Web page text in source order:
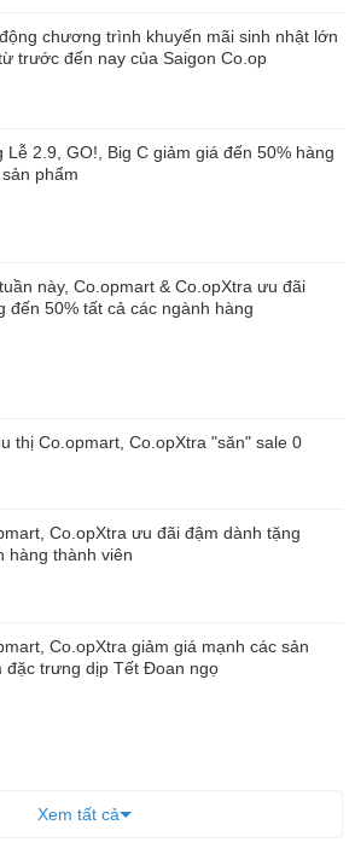
chương trình khuyến mãi sinh nhật lớn
trước đến nay của Saigon Co.op
Lễ 2.9, GO!, Big C giảm giá đến 50% hàng
phẩm
này, Co.opmart & Co.opXtra ưu đãi
đến 50% tất cả các ngành hàng
thị Co.opmart, Co.opXtra "săn" sale 0
Co.opXtra ưu đãi đậm dành tặng
hàng thành viên
Co.opXtra giảm giá mạnh các sản
đặc trưng dịp Tết Đoan ngọ
Xem tất cả